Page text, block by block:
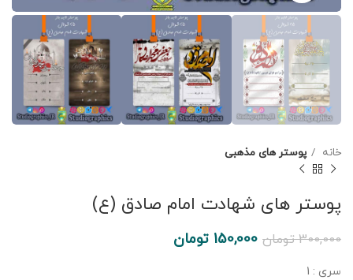
خانه پوستر های مذهبی
پوستر های شهادت امام صادق (ع)
300,000 تومان 150,000 تومان
سری : 1